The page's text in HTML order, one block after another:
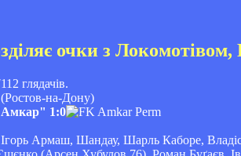
очки з
глядачів.
(Ростов-на-Дону)
1:0
Армаш, Шандау, Шарль Каборе,